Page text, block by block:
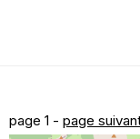
page 1 - page